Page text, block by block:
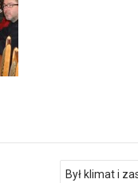
Był klimat i